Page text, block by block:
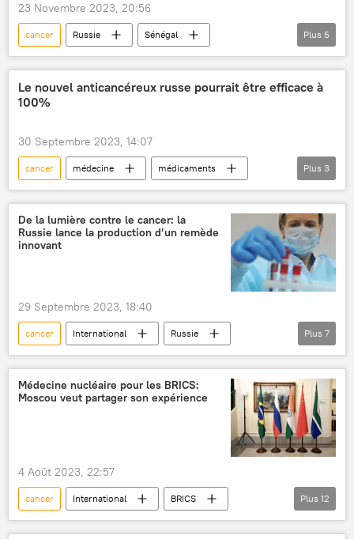
23 Novembre 2023, 20:56
cancer Russie
Sénégal
médecine
greffe du visage
albinos
Afrique subsaharienne
Krasnodar
Plus 5
Le nouvel anticancéreux russe pourrait être efficace à
100%
30 Septembre 2023, 14:07
cancer médecine
médicaments
traitement
Sergueï Sobianine
Moscou
Plus 3
De la lumière contre le cancer: la
Russie lance la production d’un remède
innovant
29 Septembre 2023, 18:40
cancer International
Russie
médicaments
Sergueï Sobianine
traitement
santé
thérapie
innovations
lumière
Plus 7
Médecine nucléaire pour les BRICS:
Moscou veut partager son expérience
4 Août 2023, 22:57
cancer International
BRICS
Durban
Afrique
Afrique du Sud
Plus 12